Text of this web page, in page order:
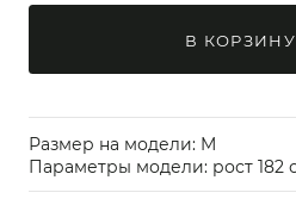
В КОРЗИНУ
Размер на модели: M
Параметры модели: рост 182